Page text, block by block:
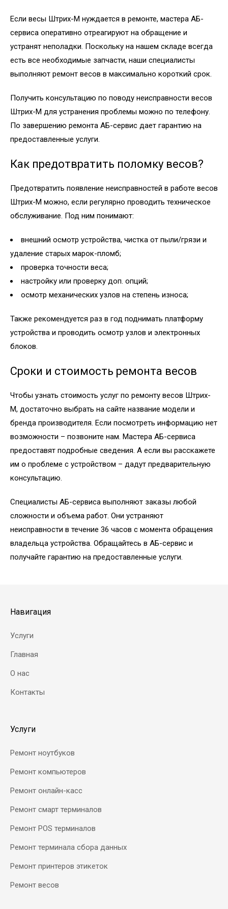
Если весы Штрих-М нуждается в ремонте, мастера АБ-
сервиса оперативно отреагируют на обращение и
устранят неполадки. Поскольку на нашем складе всегда
есть все необходимые запчасти, наши специалисты
выполняют ремонт весов в максимально короткий срок.
Получить консультацию по поводу неисправности весов
Штрих-М для устранения проблемы можно по телефону.
По завершению ремонта АБ-сервис дает гарантию на
предоставленные услуги.
Как предотвратить поломку весов?
Предотвратить появление неисправностей в работе весов
Штрих-М можно, если регулярно проводить техническое
обслуживание. Под ним понимают:
внешний осмотр устройства, чистка от пыли/грязи и
удаление старых марок-пломб;
проверка точности веса;
настройку или проверку доп. опций;
осмотр механических узлов на степень износа;
Также рекомендуется раз в год поднимать платформу
устройства и проводить осмотр узлов и электронных
блоков.
Сроки и стоимость ремонта весов
Чтобы узнать стоимость услуг по ремонту весов Штрих-
М, достаточно выбрать на сайте название модели и
бренда производителя. Если посмотреть информацию нет
возможности – позвоните нам. Мастера АБ-сервиса
предоставят подробные сведения. А если вы расскажете
им о проблеме с устройством – дадут предварительную
консультацию.
Специалисты АБ-сервиса выполняют заказы любой
сложности и объема работ. Они устраняют
неисправности в течение 36 часов с момента обращения
владельца устройства. Обращайтесь в АБ-сервис и
получайте гарантию на предоставленные услуги.
Навигация
Услуги
Главная
О нас
Контакты
Услуги
Ремонт ноутбуков
Ремонт компьютеров
Ремонт онлайн-касс
Ремонт смарт терминалов
Ремонт POS терминалов
Ремонт терминала сбора данных
Ремонт принтеров этикеток
Ремонт весов